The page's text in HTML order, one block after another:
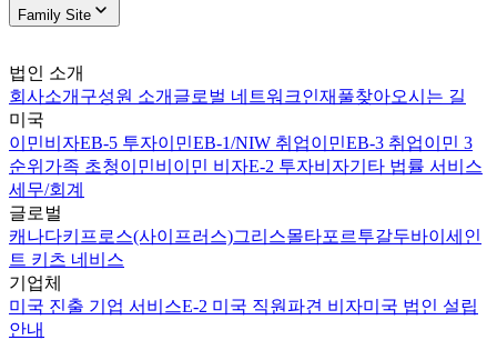
Family Site
법인 소개
회사소개 구성원 소개 글로벌 네트워크인재풀찾아오시는 길
미국
이민비자EB-5 투자이민EB-1/NIW 취업이민EB-3 취업이민 3
순위 가족 초청이민비이민 비자E-2 투자비자기타 법률 서비스
세무/회계
글로벌
캐나다키프로스(사이프러스)그리스몰타포르투갈두바이 세인
트 키츠 네비스
기업체
미국 진출 기업 서비스E-2 미국 직원파견 비자미국 법인 설립
안내